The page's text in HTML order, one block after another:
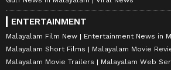
ENTERTAINMENT
Malayalam Film New
Entertainment News in
Malayalam Short Films
Malayalam Movie
Malayalam Movie Trailers
Malayalam Web